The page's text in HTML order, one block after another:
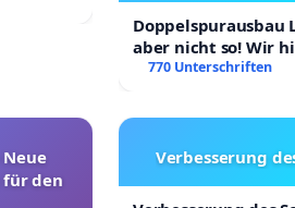
Doppelspurausbau
aber nicht so! Wir
Rechte!
770 Unterschriften
den
Verbesserung